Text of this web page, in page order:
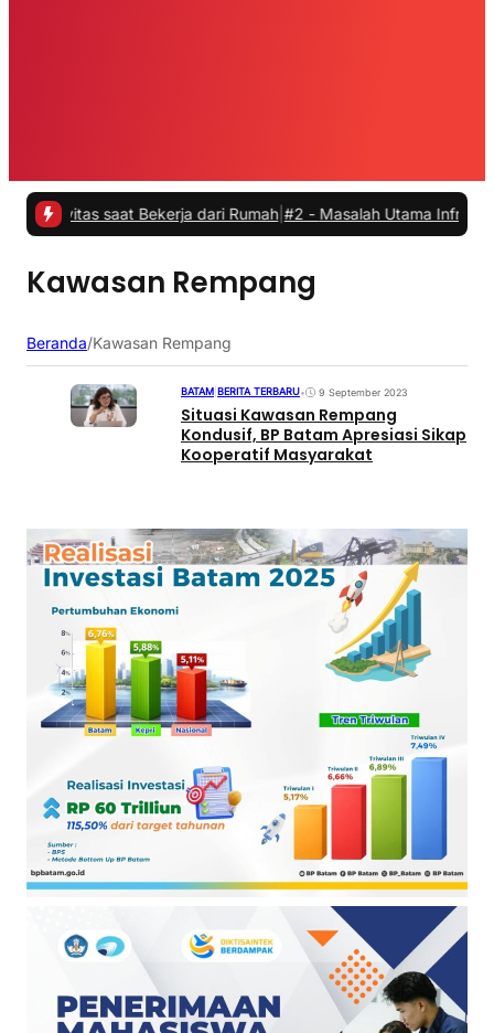
saat Bekerja dari Rumah |#2 -Masalah Utama Infrastruktur
Kawasan Rempang
Beranda/Kawasan Rempang
BATAM BERITA TERBARU• 9 September 2023
Situasi Kawasan Rempang
Kondusif, BP Batam Apresiasi Sikap
Kooperatif Masyarakat